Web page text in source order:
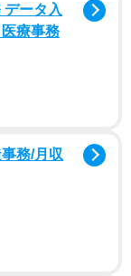
データ入
療事務
務/月収